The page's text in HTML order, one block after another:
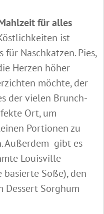
für alles
ist
Naschkatzen. Pies,
Herzen höher
möchte, der
der vielen Brunch-
Ort, um
Portionen zu
Außerdem gibt es
Louisville
basierte Soße), den
Dessert Sorghum